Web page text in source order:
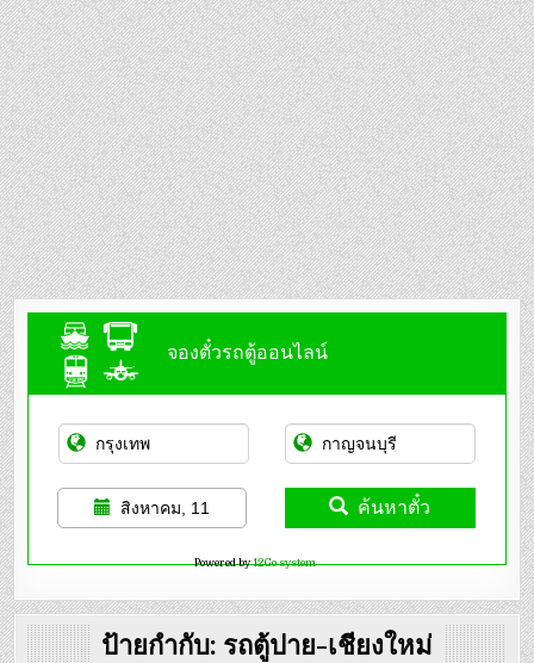
จองตั๋วรถตู้ออนไลน์
สิงหาคม, 11 ค้นหาตั๋ว
Powered by12Go system
ป้ายกำกับ: รถตู้ปาย-เชียงใหม่